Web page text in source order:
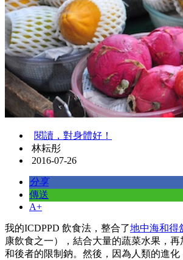
閱讀，對身體好！
林耘彤
2016-07-26
分享
傳送
A+
我的ICDPPD 飲食法，整合了地中海和得
康飲食之一），結合大量的蔬菜水果，
和後者的限制鈉。然後，因為人類的進化